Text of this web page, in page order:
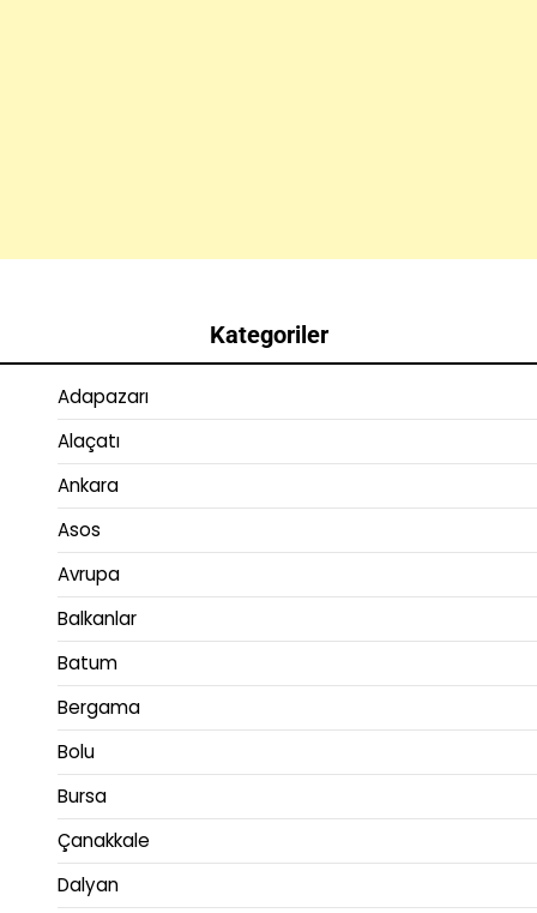
Kategoriler
Adapazarı
Alaçatı
Ankara
Asos
Avrupa
Balkanlar
Batum
Bergama
Bolu
Bursa
Çanakkale
Dalyan